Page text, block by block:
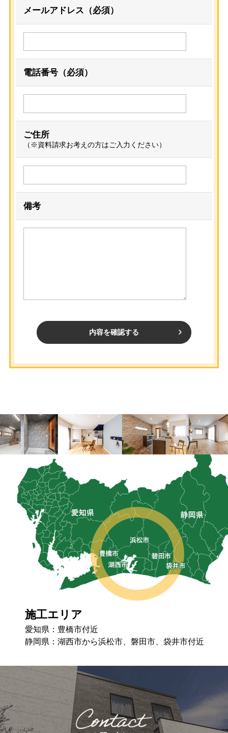
メールアドレス（必須）
電話番号（必須）
ご住所
（※資料請求お考えの方はご入力ください）
備考
施工エリア
愛知県：豊橋市付近
静岡県：湖⻄市から浜松市、磐⽥市、袋井市付近